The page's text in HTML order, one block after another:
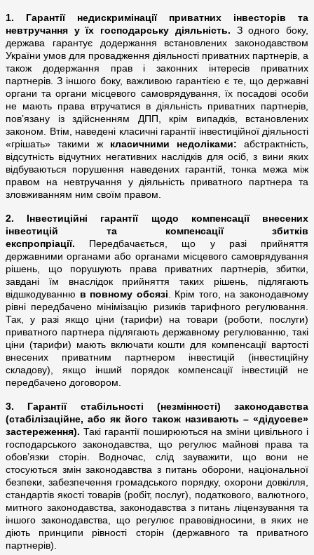
1. Гарантії недискримінації приватних інвесторів та
невтручання у їх господарську діяльність. З одного боку,
держава гарантує додержання встановлених законодавством
України умов для провадження діяльності приватних партнерів, а
також додержання прав і законних інтересів приватних
партнерів. З іншого боку, важливою гарантією є те, що державні
органи та органи місцевого самоврядування, їх посадові особи
не мають права втручатися в діяльність приватних партнерів,
пов’язану із здійсненням ДПП, крім випадків, встановлених
законом. Втім, наведені класичні гарантії інвестиційної діяльності
«грішать» такими ж класичними недоліками: абстрактність,
відсутність відчутних негативних наслідків для осіб, з вини яких
відбуваються порушення наведених гарантій, тонка межа між
правом на невтручання у діяльність приватного партнера та
зловживанням ним своїм правом.
2. Інвестиційні гарантії щодо компенсації внесених
інвестицій та компенсації збитків
експропріації. Передбачається, що
у разі прийняття
державними органами або органами місцевого самоврядування
рішень, що порушують права приватних партнерів, збитки,
завдані їм внаслідок прийняття таких рішень, підлягають
відшкодуванню в повному обсязі . Крім того, на законодавчому
рівні передбачено мінімізацію ризиків тарифного регулювання.
Так, у разі якщо ціни (тарифи) на товари (роботи, послуги)
приватного партнера підлягають державному регулюванню, такі
ціни (тарифи) мають включати кошти для компенсації вартості
внесених приватним партнером інвестицій (інвестиційну
складову), якщо інший порядок компенсації інвестицій не
передбачено договором.
3. Гарантії стабільності (незмінності) законодавства
(стабілізаційне, або як його також називають – «дідусеве»
застереження). Такі гарантії поширюються на зміни цивільного і
господарського законодавства, що регулює майнові права та
обов’язки сторін. Водночас, слід зауважити, що вони не
стосуються змін законодавства з питань оборони, національної
безпеки, забезпечення громадського порядку, охорони довкілля,
стандартів якості товарів (робіт, послуг), податкового, валютного,
митного законодавства, законодавства з питань ліцензування та
іншого законодавства, що регулює правовідносини, в яких не
діють принципи рівності сторін (державного та приватного
партнерів).